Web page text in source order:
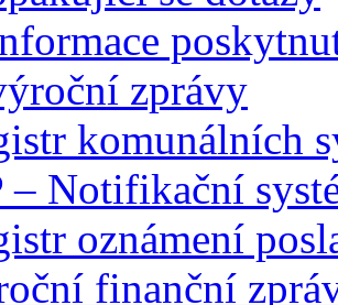
zprávy
komunálních
– Notifikační
oznámení
finanční